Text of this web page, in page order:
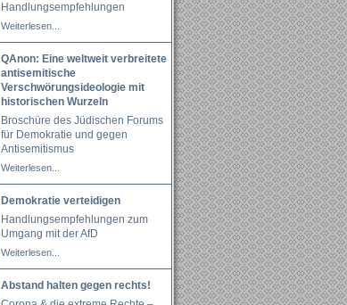
Handlungsempfehlungen
Weiterlesen...
QAnon: Eine weltweit verbreitete
antisemitische
Verschwörungsideologie mit
historischen Wurzeln
Broschüre des Jüdischen Forums
für Demokratie und gegen
Antisemitismus
Weiterlesen...
Demokratie verteidigen
Handlungsempfehlungen zum
Umgang mit der AfD
Weiterlesen...
Abstand halten gegen rechts!